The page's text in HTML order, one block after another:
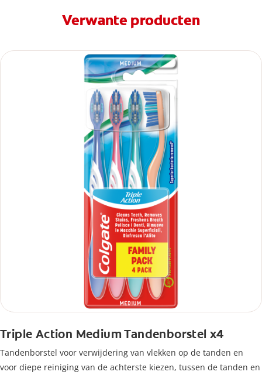
Verwante producten
Triple Action Medium Tandenborstel x4
Tandenborstel voor verwijdering van vlekken op de tanden en
voor diepe reiniging van de achterste kiezen, tussen de tanden en